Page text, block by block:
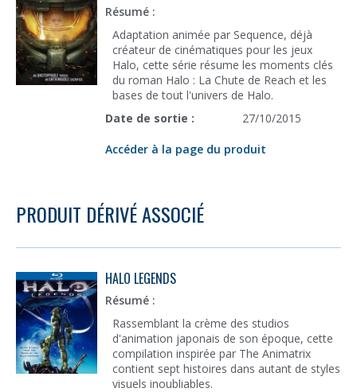
Résumé :
Adaptation animée par Sequence, déjà
créateur de cinématiques pour les jeux
Halo, cette série résume les moments clés
du roman Halo : La Chute de Reach et les
bases de tout l'univers de Halo.
Date de sortie :
27/10/2015
Accéder à la page du produit
PRODUIT DÉRIVÉ ASSOCIÉ
HALO LEGENDS
Résumé :
Rassemblant la crème des studios
d'animation japonais de son époque, cette
compilation inspirée par The Animatrix
contient sept histoires dans autant de styles
visuels inoubliables.